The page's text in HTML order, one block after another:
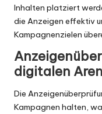
Inhalten platziert
die Anzeigen effektiv
Kampagnenzielen
digitalen
Die
Kampagnen halten,